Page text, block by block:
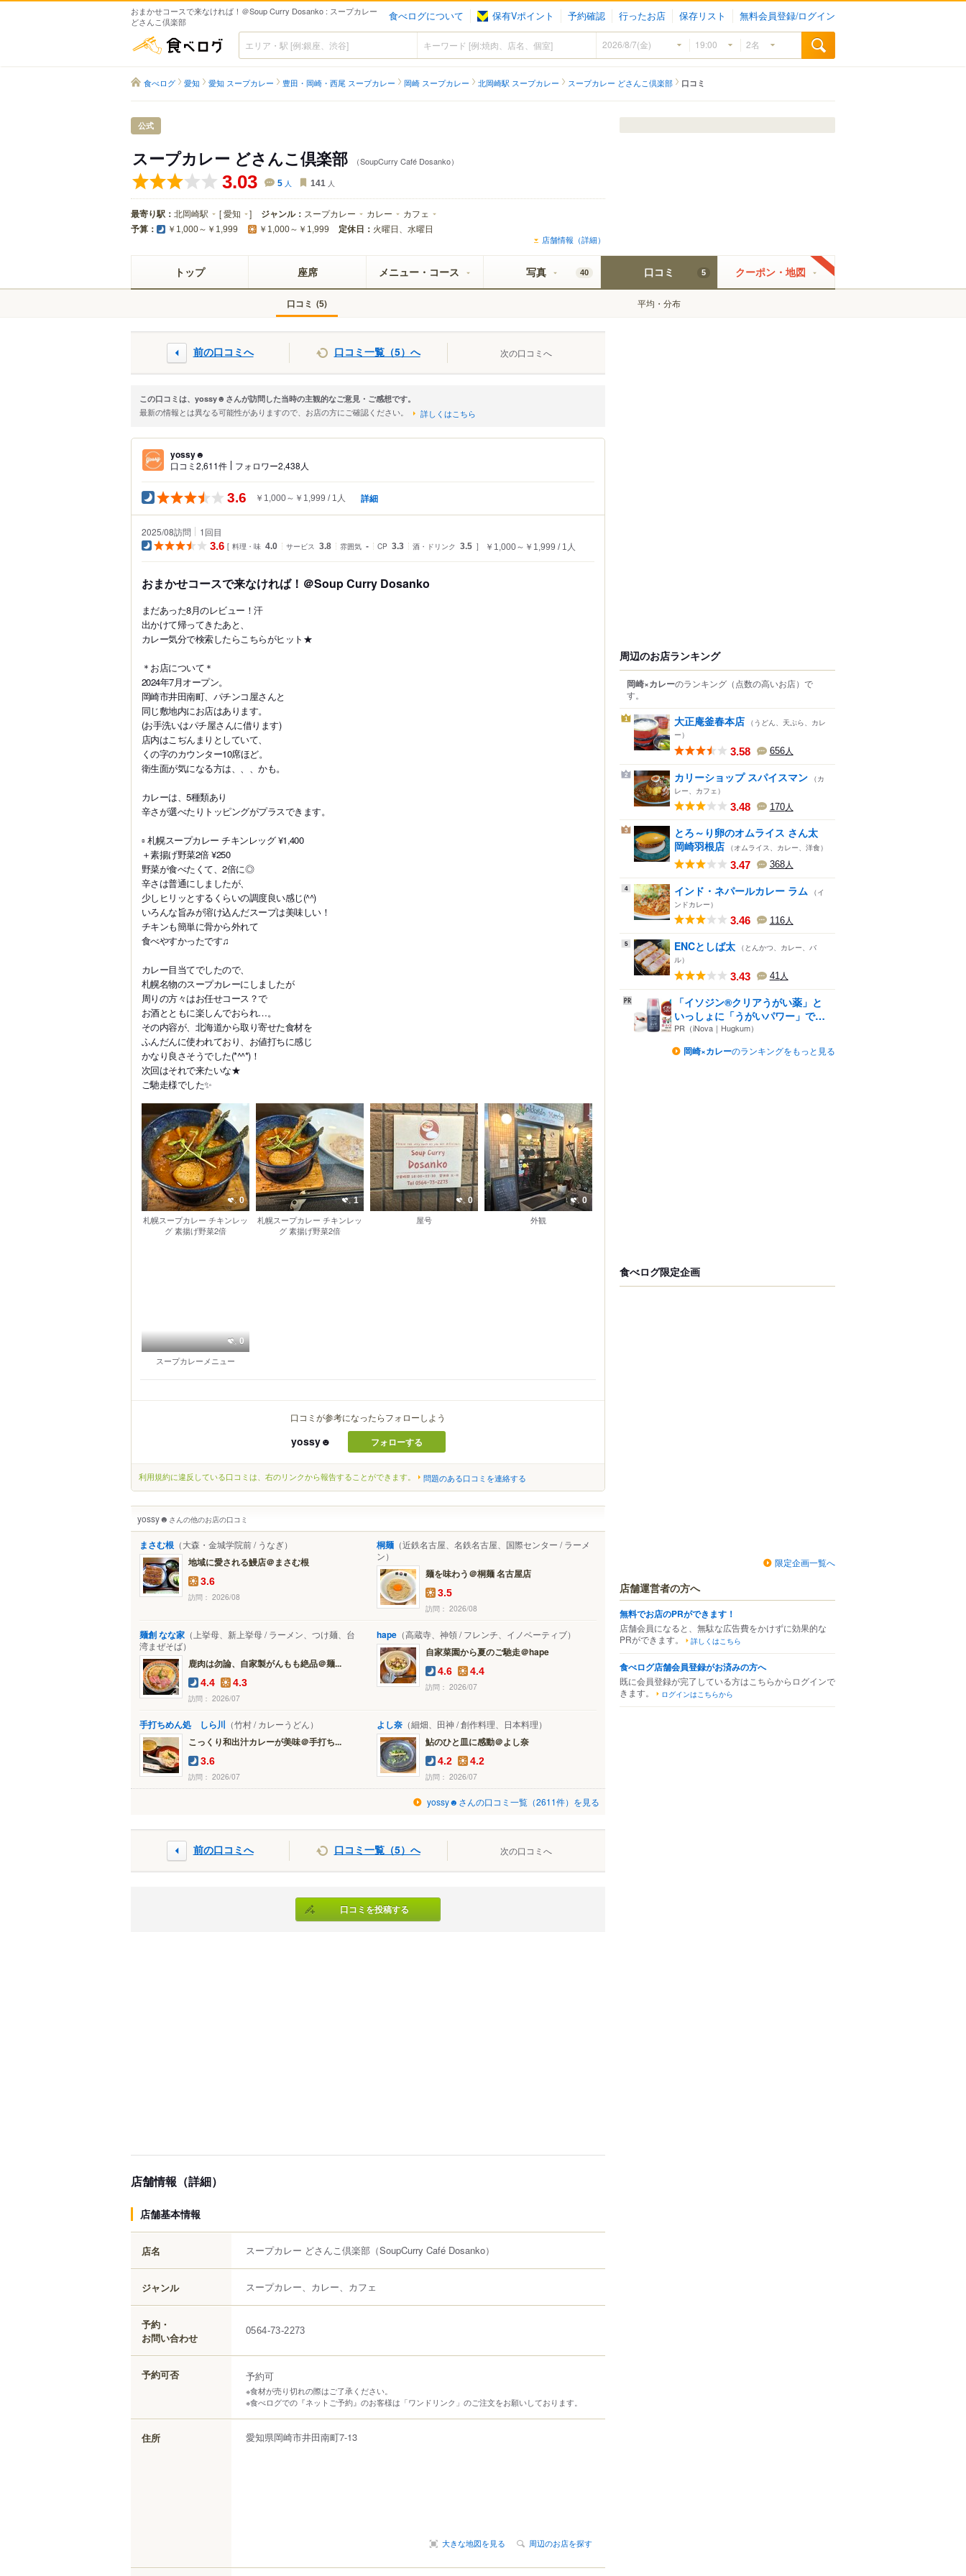
おまかせコースで来なければ！＠Soup Curry Dosanko : スープカレー
どさんこ倶楽部
食べログについて 保有Vポイント 予約確認 行ったお店 保存リスト 無料会員登録/ログイン
食べログ
食べログ 愛知 愛知 スープカレー 豊田・岡崎・西尾 スープカレー 岡崎 スープカレー 北岡崎駅 スープカレー スープカレー どさんこ倶楽部 口コミ
公式
スープカレー どさんこ倶楽部 （SoupCurry Café Dosanko）
3.03 5 人 141 人
最寄り駅： 北岡崎駅 [愛知 ] ジャンル： スープカレー カレー カフェ
予算： ￥1,000～￥1,999 ￥1,000～￥1,999 定休日： 火曜日、水曜日
店舗情報（詳細）
トップ 座席 メニュー・コース 写真 40 口コミ 5
口コミ (5) 平均・分布
クーポン・地図
前の口コミへ 口コミ一覧（5）へ 次の口コミへ
この口コミは、yossy☻さんが訪問した当時の主観的なご意見・ご感想です。
最新の情報とは異なる可能性がありますので、お店の方にご確認ください。 詳しくはこちら
yossy☻
口コミ2,611件 フォロワー2,438人
3.6 ￥1,000～￥1,999 1人 詳細
2025/08訪問 1回目
3.6
料理・味 4.0 サービス 3.8 雰囲気 - CP 3.3 酒・ドリンク 3.5 ￥1,000～￥1,999 1人
おまかせコースで来なければ！＠Soup Curry Dosanko
まだあった8月のレビュー！汗
出かけて帰ってきたあと、
カレー気分で検索したらこちらがヒット★
＊お店について＊
2024年7月オープン。
岡崎市井田南町、パチンコ屋さんと
同じ敷地内にお店はあります。
(お手洗いはパチ屋さんに借ります)
店内はこぢんまりとしていて、
くの字のカウンター10席ほど。
衛生面が気になる方は、、、かも。
カレーは、5種類あり
辛さが選べたりトッピングがプラスできます。
▫️ 札幌スープカレー チキンレッグ ¥1,400
＋素揚げ野菜2倍 ¥250
野菜が食べたくて、2倍に◎
辛さは普通にしましたが、
少しヒリッとするくらいの調度良い感じ(^^)
いろんな旨みが溶け込んだスープは美味しい！
チキンも簡単に骨から外れて
食べやすかったです♫
カレー目当てでしたので、
札幌名物のスープカレーにしましたが
周りの方々はお任せコース？で
お酒とともに楽しんでおられ…。
その内容が、北海道から取り寄せた食材を
ふんだんに使われており、お値打ちに感じ
かなり良さそうでした(*^^*)！
次回はそれで来たいな★
ご馳走様でした✨️
0
札幌スープカレー チキンレッ
グ 素揚げ野菜2倍
1
札幌スープカレー チキンレッ
グ 素揚げ野菜2倍
0
屋号
0
外観
0
スープカレーメニュー
口コミが参考になったらフォローしよう
yossy☻ フォローする
利用規約に違反している口コミは、右のリンクから報告することができます。 問題のある口コミを連絡する
yossy☻ さんの他のお店の口コミ
まさむ根 （大森・金城学院前 / うなぎ）
地域に愛される鰻店＠まさむ根
3.6
訪問： 2026/08
桐麺 （近鉄名古屋、名鉄名古屋、国際センター / ラーメ
ン）
麺を味わう＠桐麺 名古屋店
3.5
訪問： 2026/08
麺創 なな家 （上挙母、新上挙母 / ラーメン、つけ麺、台
湾まぜそば）
鹿肉は勿論、自家製がんもも絶品＠麺...
4.4 4.3
訪問： 2026/07
hape （高蔵寺、神領 / フレンチ、イノベーティブ）
自家菜園から夏のご馳走＠hape
4.6 4.4
訪問： 2026/07
手打ちめん処 しら川 （竹村 / カレーうどん）
こっくり和出汁カレーが美味＠手打ち...
3.6
訪問： 2026/07
よし奈 （細畑、田神 / 創作料理、日本料理）
鮎のひと皿に感動＠よし奈
4.2 4.2
訪問： 2026/07
yossy☻さんの口コミ一覧（2611件）を見る
前の口コミへ 口コミ一覧（5）へ 次の口コミへ
口コミを投稿する
店舗情報（詳細）
店舗基本情報
店名 スープカレー どさんこ倶楽部 （SoupCurry Café Dosanko）
ジャンル スープカレー、カレー、カフェ
予約・
お問い合わせ
0564-73-2273
予約可否 予約可
※食材が売り切れの際はご了承ください。
※食べログでの『ネットご予約』のお客様は「ワンドリンク」のご注文をお願いしております。
住所 愛知県岡崎市井田南町7-13
大きな地図を見る 周辺のお店を探す
周辺のお店ランキング
岡崎×カレーのランキング （点数の高いお店） で
す。
1 大正庵釜春本店 （うどん、天ぷら、カレ
ー）
3.58 656人
2 カリーショップ スパイスマン （カ
レー、カフェ）
3.48 170人
3
とろ～り卵のオムライス さん太
岡崎羽根店 （オムライス、カレー、洋食）
3.47 368人
4 インド・ネパールカレー ラム
（イ
ンドカレー）
3.46 116人
5 ENCとしば太 （とんかつ、カレー、バ
ル）
3.43 41人
「イソジン®クリアうがい薬」と
いっしょに「うがいパワー」で
一...
PR（iNova｜Hugkum）
岡崎×カレーのランキングをもっと見る
食べログ限定企画
限定企画一覧へ
店舗運営者の方へ
無料でお店のPRができます！
店舗会員になると、無駄な広告費をかけずに効果的な
PRができます。
詳しくはこちら
食べログ店舗会員登録がお済みの方へ
既に会員登録が完了している方はこちらからログインで
きます。
ログインはこちらから